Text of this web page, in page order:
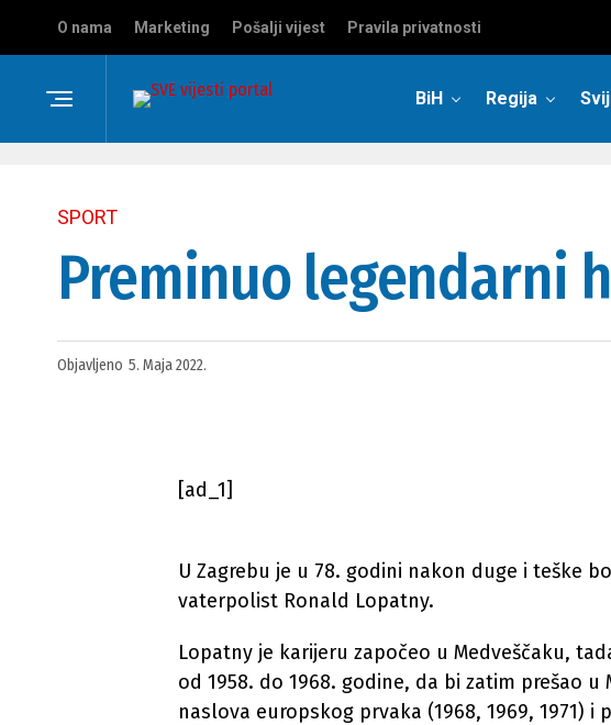
O nama Marketing Pošalji vijest Pravila privatnosti
BiH Regija
SPORT
Preminuo legendarni
Objavljeno 5. Maja 2022.
[ad_1]
U Zagrebu je u 78. godini nakon duge i teške
vaterpolist Ronald Lopatny.
Lopatny je karijeru započeo u Medveščaku,
od 1958. do 1968. godine, da bi zatim prešao
naslova europskog prvaka (1968, 1969, 1971) i